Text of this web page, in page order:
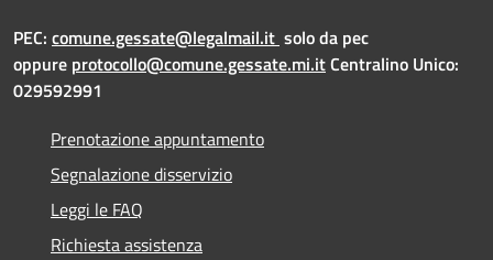
PEC: comune.gessate@legalmail.it solo da pec
oppure protocollo@comune.gessate.mi.itCentralino Unico:
029592991
Prenotazione appuntamento
Segnalazione disservizio
Leggi le FAQ
Richiesta assistenza